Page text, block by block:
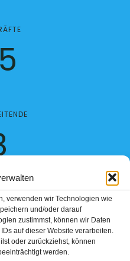
verwenden wir Technologien wie
und/oder darauf
zustimmst, können wir Daten
auf dieser Website verarbeiten.
oder zurückziehst, können
werden.